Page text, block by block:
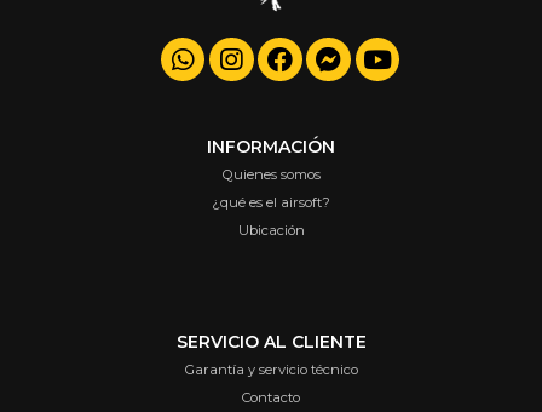
INFORMACIÓN
Quienes somos
¿qué es el airsoft?
Ubicación
SERVICIO AL CLIENTE
Garantía y servicio técnico
Contacto